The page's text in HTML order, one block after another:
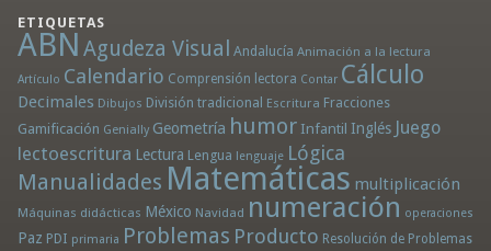
ETIQUETAS
ABN Agudeza Visual Andalucía Animación a la lectura
Artículo Calendario Comprensión lectora Contar Cálculo
Decimales Dibujos División tradicional Escritura Fracciones
Gamificación Genially Geometría humor Infantil Inglés Juego
lectoescritura Lectura Lengua lenguaje Lógica
Manualidades Matemáticas multiplicación
Máquinas didácticas México Navidad numeración operaciones
Paz PDI primaria Problemas Producto Resolución de Problemas